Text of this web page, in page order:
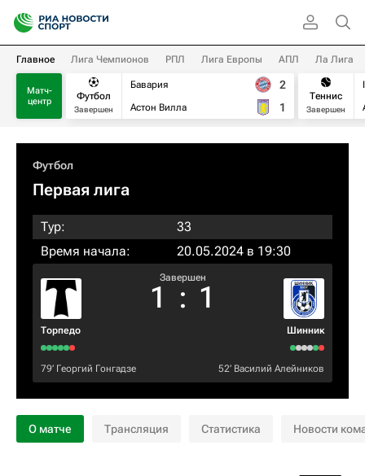
Главное Лига Чемпионов РПЛ Лига Европы АПЛ Ла Лига
Матч-
центр
Футбол
Завершен
Бавария
Астон Вилла
2
1
Теннис
Завершен
Футбол
Первая лига
Тур:
33
Время начала:
20.05.2024 в 19:30
Торпедо
Завершен
1 : 1
Шинник
79‎’‎ Георгий Гонгадзе 52‎’‎ Василий Алейников
О матче Трансляция Статистика Новости